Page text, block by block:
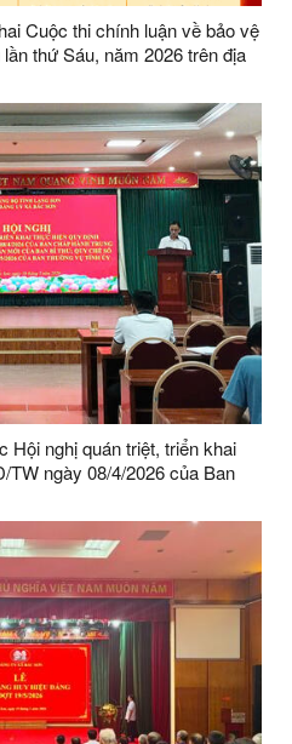
Cuộc thi chính luận về bảo vệ
thứ Sáu, năm 2026 trên địa
nghị quán triệt, triển khai
ngày 08/4/2026 của Ban
14/5/2026 của Ban Thường vụ